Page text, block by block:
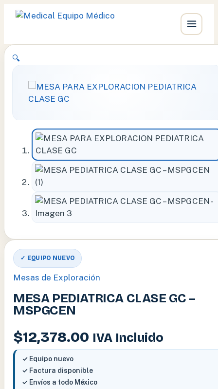
Ir
contenido
🔍
✓ EQUIPO NUEVO
Mesas de Exploración
MESA PEDIATRICA CLASE GC –
MSPGCEN
$12,378.00 IVA Incluido
✓ Equipo nuevo
✓ Factura disponible
✓ Envíos a todo México